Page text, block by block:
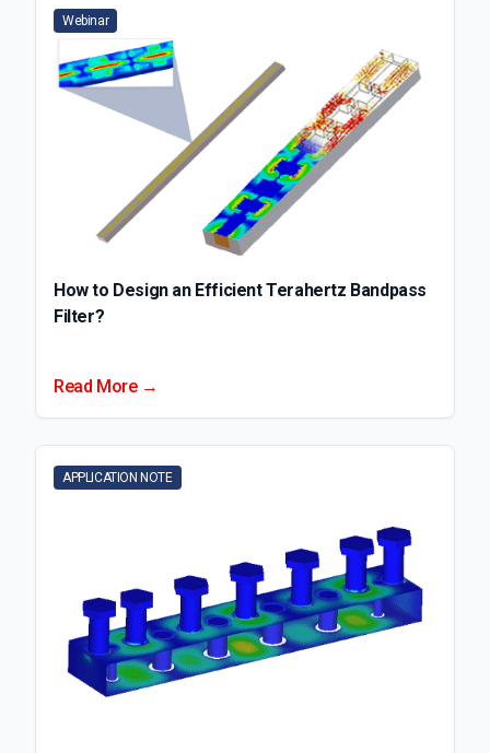
Webinar
How to Design an Efficient Terahertz Bandpass
Filter?
Read More →
APPLICATION NOTE